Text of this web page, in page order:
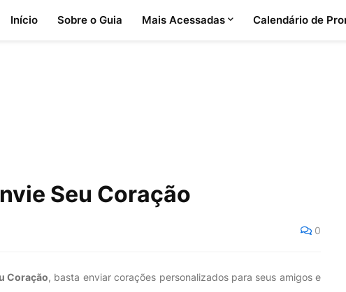
Início Sobre o Guia Mais Acessadas Calendário de
Seu Coração
0
Coração, basta enviar corações personalizados para seus amigos e